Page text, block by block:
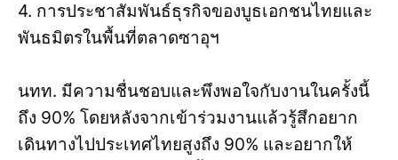
4. การประชาสัมพันธ์ธุรกิจของบูธเอกชนไทยและ
พันธมิตรในพื้นที่ตลาดซาอุฯ
นทท. มีความชื่นชอบและพึงพอใจกับงานในครั้งนี้
ถึง 90% โดยหลังจากเข้าร่วมงานแล้วรู้สึกอยาก
เดินทางไปประเทศไทยสูงถึง 90% และอยากให้